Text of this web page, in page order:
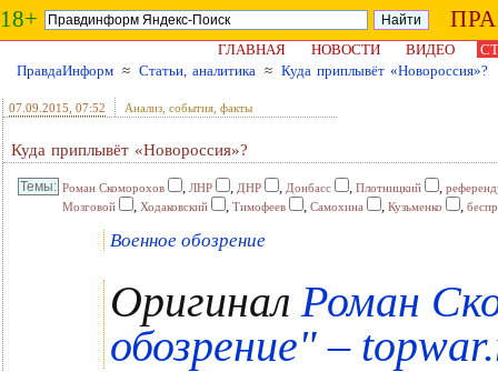
18+
ГЛАВНАЯ НОВОСТИ ВИДЕО
ПравдаИнформ ≈ Статьи, аналитика ≈ Куда приплывёт «Новороссия»?
07.09.2015 , 07:52 Анализ, события, факты
Куда приплывёт «Новороссия»?
Роман Скоморохов , ЛНР , ДНР , Донбасс , Плотницкий ,
Мозговой
, Ходаковский , Тимофеев , Самохина , Кузьменко ,
Военное обозрение
ОригиналРоман
обозрение" –